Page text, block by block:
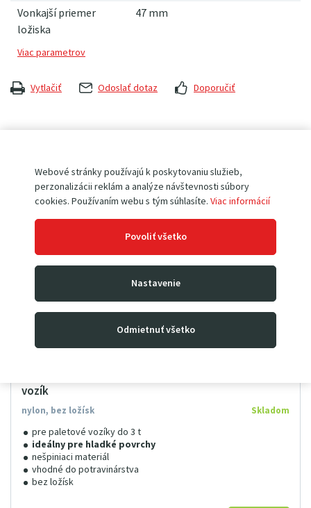
Webové stránky používajú k poskytovaniu služieb,
perzonalizácii reklám a analýze návštevnosti súbory
cookies. Používaním webu s tým súhlasíte. Viac informácií
Povoliť všetko
Nastavenie
Odmietnuť všetko
Vonkajší priemer
ložiska
47 mm
Vytlačiť Odoslať dotaz Doporučiť
vozík
nylon, bez ložísk
pre paletové vozíky do 3 t
ideálny pre hladké povrchy
nešpiniaci materiál
vhodné do potravinárstva
bez ložísk
Skladom